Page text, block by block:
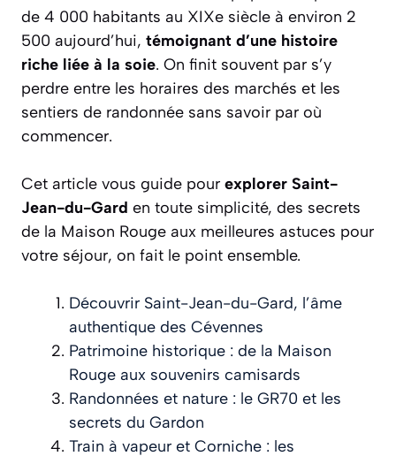
de 4 000 habitants au XIXe siècle à environ 2
500 aujourd’hui, témoignant d’une histoire
riche liée à la soie. On finit souvent par s’y
perdre entre les horaires des marchés et les
sentiers de randonnée sans savoir par où
commencer.
Cet article vous guide pour explorer Saint-
Jean-du-Gard en toute simplicité, des secrets
de la Maison Rouge aux meilleures astuces pour
votre séjour, on fait le point ensemble.
Découvrir Saint-Jean-du-Gard, l’âme
authentique des Cévennes
Patrimoine historique : de la Maison
Rouge aux souvenirs camisards
Randonnées et nature : le GR70 et les
secrets du Gardon
Train à vapeur et Corniche : les